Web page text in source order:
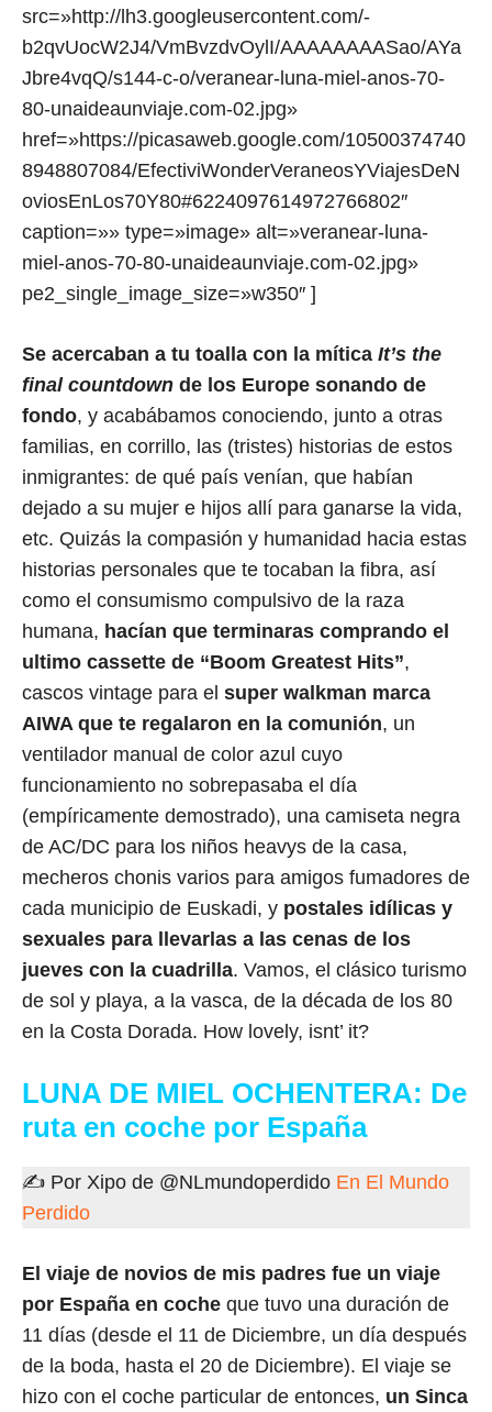
src=»http://lh3.googleusercontent.com/-
b2qvUocW2J4/VmBvzdvOylI/AAAAAAAASao/AYa
Jbre4vqQ/s144-c-o/veranear-luna-miel-anos-70-
80-unaideaunviaje.com-02.jpg»
href=»https://picasaweb.google.com/10500374740
8948807084/EfectiviWonderVeraneosYViajesDeN
oviosEnLos70Y80#6224097614972766802″
caption=»» type=»image» alt=»veranear-luna-
miel-anos-70-80-unaideaunviaje.com-02.jpg»
pe2_single_image_size=»w350″ ]
Se acercaban a tu toalla con la mítica It’s the
final countdown de los Europe sonando de
fondo, y acabábamos conociendo, junto a otras
familias, en corrillo, las (tristes) historias de estos
inmigrantes: de qué país venían, que habían
dejado a su mujer e hijos allí para ganarse la vida,
etc. Quizás la compasión y humanidad hacia estas
historias personales que te tocaban la fibra, así
como el consumismo compulsivo de la raza
humana, hacían que terminaras comprando el
ultimo cassette de “Boom Greatest Hits”,
cascos vintage para el super walkman marca
AIWA que te regalaron en la comunión, un
ventilador manual de color azul cuyo
funcionamiento no sobrepasaba el día
(empíricamente demostrado), una camiseta negra
de AC/DC para los niños heavys de la casa,
mecheros chonis varios para amigos fumadores de
cada municipio de Euskadi, y postales idílicas y
sexuales para llevarlas a las cenas de los
jueves con la cuadrilla. Vamos, el clásico turismo
de sol y playa, a la vasca, de la década de los 80
en la Costa Dorada. How lovely, isnt’ it?
LUNA DE MIEL OCHENTERA: De
ruta en coche por España
✍ Por Xipo de @NLmundoperdido En El Mundo
Perdido
El viaje de novios de mis padres fue un viaje
por España en coche que tuvo una duración de
11 días (desde el 11 de Diciembre, un día después
de la boda, hasta el 20 de Diciembre). El viaje se
hizo con el coche particular de entonces, un Sinca